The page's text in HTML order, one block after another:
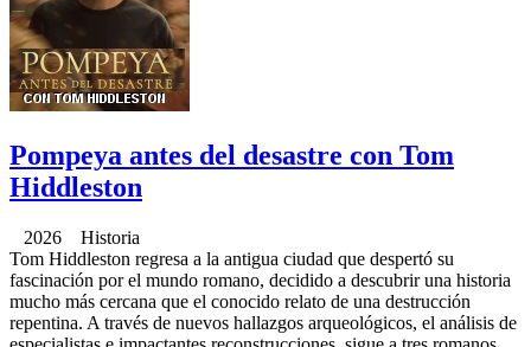
Pompeya antes del desastre con Tom
Hiddleston
2026 Historia
Tom Hiddleston regresa a la antigua ciudad que despertó su
fascinación por el mundo romano, decidido a descubrir una historia
mucho más cercana que el conocido relato de una destrucción
repentina. A través de nuevos hallazgos arqueológicos, el análisis de